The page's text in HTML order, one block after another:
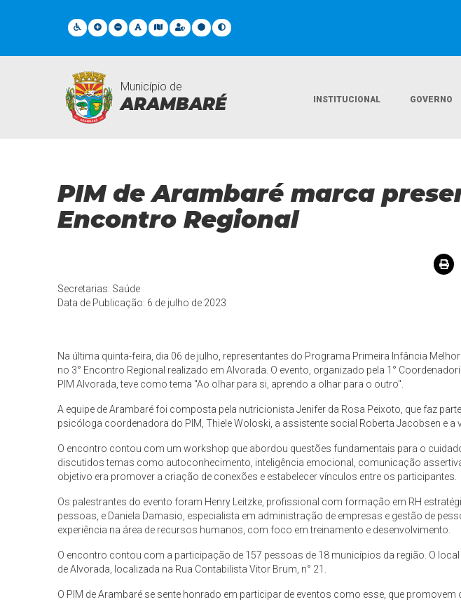
Município de
ARAMBARÉ INSTITUCIONAL GOVERNO
Notícias
PIM de Arambaré marca
Encontro Regional
Secretarias: Saúde
Data de Publicação: 6 de julho de 2023
Na última quinta-feira, dia 06 de julho, representantes do Programa Primeira Infância
no 3° Encontro Regional realizado em Alvorada. O evento, organizado pela 1°
PIM Alvorada, teve como tema "Ao olhar para si, aprendo a olhar para o outro".
A equipe de Arambaré foi composta pela nutricionista Jenifer da Rosa Peixoto, que faz
psicóloga coordenadora do PIM, Thiele Woloski, a assistente social Roberta Jacobsen e a
O encontro contou com um workshop que abordou questões fundamentais para o
discutidos temas como autoconhecimento, inteligência emocional, comunicação
objetivo era promover a criação de conexões e estabelecer vínculos entre os participantes.
Os palestrantes do evento foram Henry Leitzke, profissional com formação em RH
pessoas, e Daniela Damasio, especialista em administração de empresas e gestão de
experiência na área de recursos humanos, com foco em treinamento e desenvolvimento.
O encontro contou com a participação de 157 pessoas de 18 municípios da região. O
de Alvorada, localizada na Rua Contabilista Vitor Brum, n° 21.
O PIM de Arambaré se sente honrado em participar de eventos como esse, que promovem